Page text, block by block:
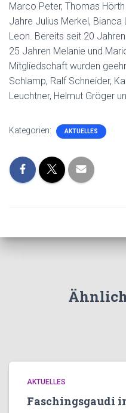
Marco Peter, Thomas
Jahre Julius Merkel, Bianca
Leon. Bereits seit 20
25 Jahren Melanie und
Mitgliedschaft wurden
Schlamp, Ralf Schneider,
Leuchtner, Helmut Gröger
Kategorien: AKTUELLES
AKTUELLES
Faschingsgaudi